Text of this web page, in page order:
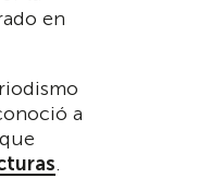
en
a
.